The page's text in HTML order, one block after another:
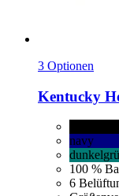
3 Optionen
Kentucky
navy
100 %
6